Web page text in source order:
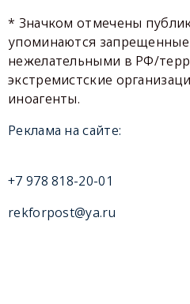
* Значком отмечены
упоминаются
нежелательными в РФ/
экстремистские
иноагенты.
Реклама на сайте:
+7 978 818-20-01
rekforpost@ya.ru